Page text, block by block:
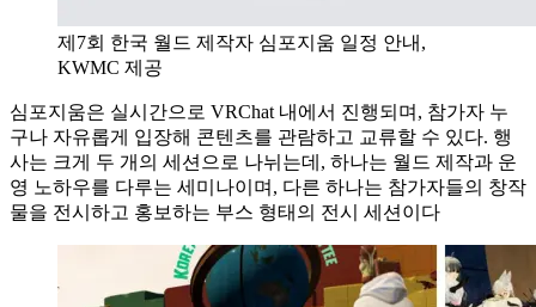
제7회 한국 월드 제작자 심포지움 일정 안내,
KWMC 제공
심포지움은 실시간으로 VRChat 내에서 진행되며, 참가자 누
구나 자유롭게 입장해 콘텐츠를 관람하고 교류할 수 있다. 행
사는 크게 두 개의 세션으로 나뉘는데, 하나는 월드 제작과 운
영 노하우를 다루는 세미나이며, 다른 하나는 참가자들의 창작
물을 전시하고 홍보하는 부스 형태의 전시 세션이다